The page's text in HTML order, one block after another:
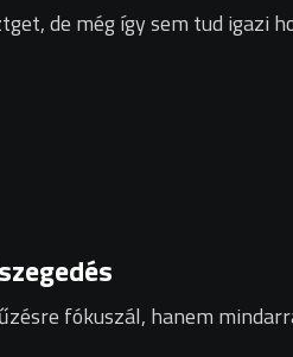
de még így sem tud igazi
fókuszál, hanem